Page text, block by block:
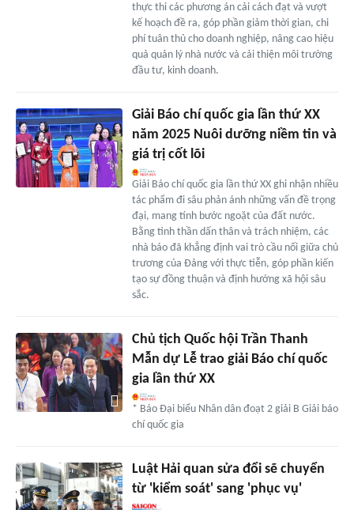
thực thi các phương án cải cách đạt và vượt
kế hoạch đề ra, góp phần giảm thời gian, chi
phí tuân thủ cho doanh nghiệp, nâng cao hiệu
quả quản lý nhà nước và cải thiện môi trường
đầu tư, kinh doanh.
Giải Báo chí quốc gia lần thứ XX
năm 2025 Nuôi dưỡng niềm tin và
giá trị cốt lõi
Giải Báo chí quốc gia lần thứ XX ghi nhận nhiều
tác phẩm đi sâu phản ánh những vấn đề trọng
đại, mang tính bước ngoặt của đất nước.
Bằng tinh thần dấn thân và trách nhiệm, các
nhà báo đã khẳng định vai trò cầu nối giữa chủ
trương của Đảng với thực tiễn, góp phần kiến
tạo sự đồng thuận và định hướng xã hội sâu
sắc.
Chủ tịch Quốc hội Trần Thanh
Mẫn dự Lễ trao giải Báo chí quốc
gia lần thứ XX
* Báo Đại biểu Nhân dân đoạt 2 giải B Giải báo
chí quốc gia
Luật Hải quan sửa đổi sẽ chuyển
từ 'kiểm soát' sang 'phục vụ'